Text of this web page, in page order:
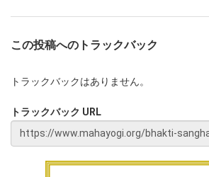
この投稿へのトラックバック
トラックバックはありません。
トラックバック URL